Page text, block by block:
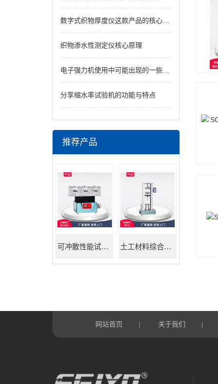
数字式织物厚度仪这款产品的核心优势
织物渗水性测定仪核心原理
电子强力机使用中可能出现的一些问题可以用这种方法解决
分享缩水率试验机的功能与特点
推荐产品
可冲散性能试验机 土工材料综合试验机
网站首页 关于我们